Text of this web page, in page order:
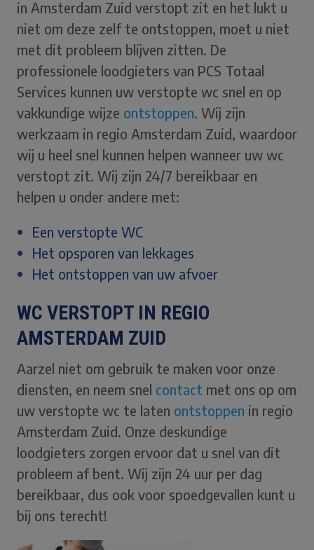
in Amsterdam Zuid verstopt zit en het lukt u
niet om deze zelf te ontstoppen, moet u niet
met dit probleem blijven zitten. De
professionele loodgieters van PCS Totaal
Services kunnen uw verstopte wc snel en op
vakkundige wijze ontstoppen. Wij zijn
werkzaam in regio Amsterdam Zuid, waardoor
wij u heel snel kunnen helpen wanneer uw wc
verstopt zit. Wij zijn 24/7 bereikbaar en
helpen u onder andere met:
Een verstopte WC
Het opsporen van lekkages
Het ontstoppen van uw afvoer
WC VERSTOPT IN REGIO
AMSTERDAM ZUID
Aarzel niet om gebruik te maken voor onze
diensten, en neem snel contact met ons op om
uw verstopte wc te laten ontstoppen in regio
Amsterdam Zuid. Onze deskundige
loodgieters zorgen ervoor dat u snel van dit
probleem af bent. Wij zijn 24 uur per dag
bereikbaar, dus ook voor spoedgevallen kunt u
bij ons terecht!